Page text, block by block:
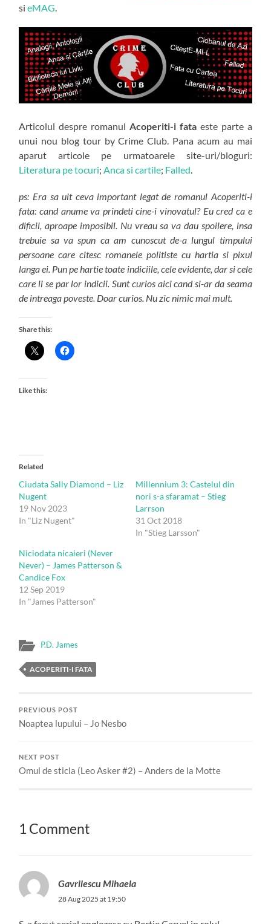
sieMAG.
Articolul despre romanulAcoperiti-i fataeste parte a
unui nou blog tour by Crime Club. Pana acum au mai
aparut articole pe urmatoarele site-uri/bloguri:
Literatura pe tocuri;Anca si cartile; Falled.
ps: Era sa uit ceva important legat de romanul Acoperiti-i
fata: cand anume va prindeti cine-i vinovatul? Eu cred ca e
dificil, aproape imposibil. Nu vreau sa va dau spoilere, insa
trebuie sa va spun ca am cunoscut de-a lungul timpului
persoane care citesc romanele politiste cu hartia si pixul
langa ei. Pun pe hartie toate indiciile, cele evidente, dar si cele
care li se par lor indicii. Sunt curios aici cand si-ar da seama
de intreaga poveste. Doar curios. Nu zic nimic mai mult.
Share this:
Like this:
Related
Ciudata Sally Diamond – Liz
Nugent
19 Nov 2023
In "Liz Nugent"
Millennium 3: Castelul din
nori s-a sfaramat – Stieg
Larrson
31 Oct 2018
In "Stieg Larsson"
Niciodata nicaieri (Never
Never) – James Patterson &
Candice Fox
12 Sep 2019
In "James Patterson"
P.D. James
ACOPERITI-I FATA
PREVIOUS POST
Noaptea lupului – Jo Nesbo
NEXT POST
Omul de sticla (Leo Asker #2) – Anders de la Motte
1 Comment
Gavrilescu Mihaela
28 Aug 2025 at 19:50